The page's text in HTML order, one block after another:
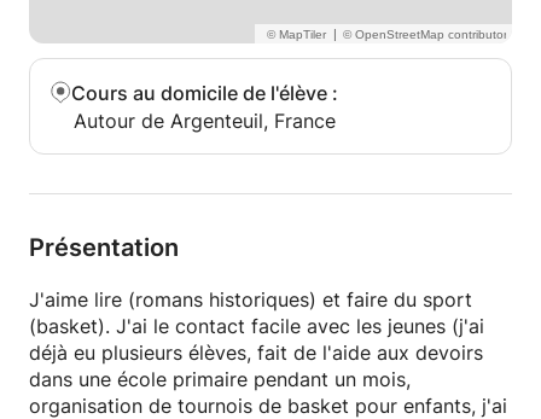
|
Cours au domicile de l'élève :
Autour de Argenteuil, France
Présentation
J'aime lire (romans historiques) et faire du sport
(basket). J'ai le contact facile avec les jeunes (j'ai
déjà eu plusieurs élèves, fait de l'aide aux devoirs
dans une école primaire pendant un mois,
organisation de tournois de basket pour enfants, j'ai